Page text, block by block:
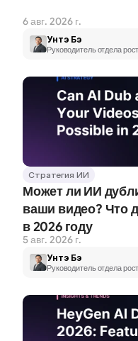
6 авг. 2026 г.
Унтэ Бэ
Руководитель отдела
Стратегия ИИ
Может ли ИИ
ваши видео? Что
в 2026 году
5 авг. 2026 г.
Унтэ Бэ
Руководитель отдела